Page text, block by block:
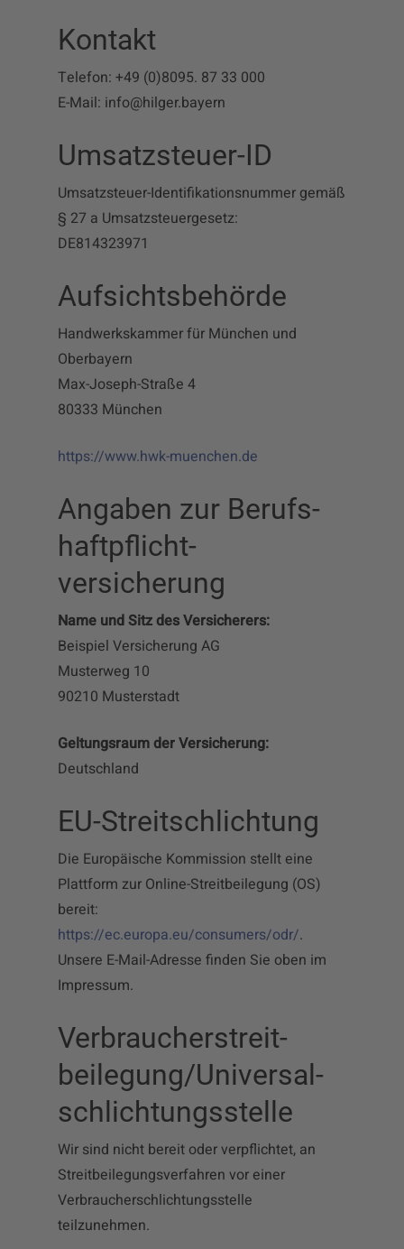
Kontakt
Telefon: +49 (0)8095. 87 33 000
E-Mail: info@hilger.bayern
Umsatzsteuer-ID
Umsatzsteuer-Identifikationsnummer gemäß
§ 27 a Umsatzsteuergesetz:
DE814323971
Aufsichtsbehörde
Handwerkskammer für München und
Oberbayern
Max-Joseph-Straße 4
80333 München
https://www.hwk-muenchen.de
Angaben zur Berufs­
haftpflicht­
versicherung
Name und Sitz des Versicherers:
Beispiel Versicherung AG
Musterweg 10
90210 Musterstadt
Geltungsraum der Versicherung:
Deutschland
EU-Streitschlichtung
Die Europäische Kommission stellt eine
Plattform zur Online-Streitbeilegung (OS)
bereit:
https://ec.europa.eu/consumers/odr/.
Unsere E-Mail-Adresse finden Sie oben im
Impressum.
Verbraucher­streit­
beilegung/Universal­
schlichtungs­stelle
Wir sind nicht bereit oder verpflichtet, an
Streitbeilegungsverfahren vor einer
Verbraucherschlichtungsstelle
teilzunehmen.